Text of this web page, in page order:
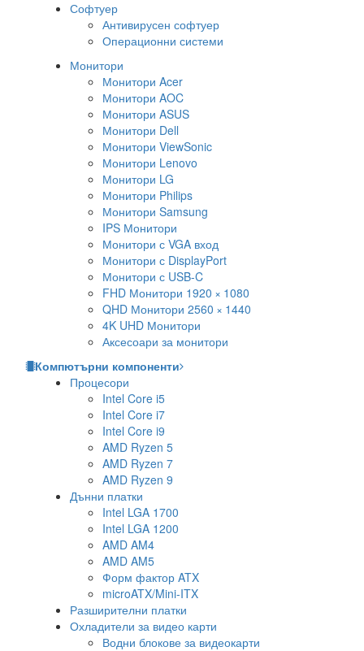
Софтуер
Антивирусен софтуер
Операционни системи
Монитори
Монитори Acer
Монитори AOC
Монитори ASUS
Монитори Dell
Монитори ViewSonic
Монитори Lenovo
Монитори LG
Монитори Philips
Монитори Samsung
IPS Монитори
Монитори с VGA вход
Монитори с DisplayPort
Монитори с USB-C
FHD Монитори 1920 × 1080
QHD Монитори 2560 × 1440
4K UHD Монитори
Аксесоари за монитори
Компютърни компоненти
Процесори
Intel Core i5
Intel Core i7
Intel Core i9
AMD Ryzen 5
AMD Ryzen 7
AMD Ryzen 9
Дънни платки
Intel LGA 1700
Intel LGA 1200
AMD AM4
AMD AM5
Форм фактор ATX
microATX/Mini-ITX
Разширителни платки
Охладители за видео карти
Водни блокове за видеокарти